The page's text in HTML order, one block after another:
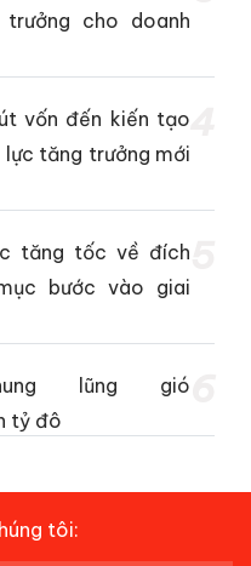
cho doanh
vốn đến kiến tạo
lực tăng trưởng mới
tăng tốc về đích
bước vào giai
lũng gió
tỷ đô
tôi: